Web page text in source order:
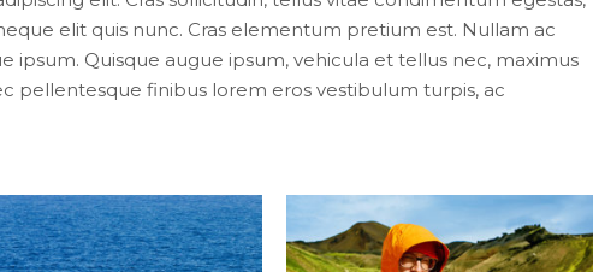
elit quis nunc. Cras elementum pretium est. Nullam ac
ipsum. Quisque augue ipsum, vehicula et tellus nec, maximus
pellentesque finibus lorem eros vestibulum turpis, ac